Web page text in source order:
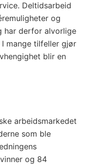
Deltidsarbeid
og
har derfor alvorlige
mange tilfeller gjør
blir en
arbeidsmarkedet
som ble
og 84